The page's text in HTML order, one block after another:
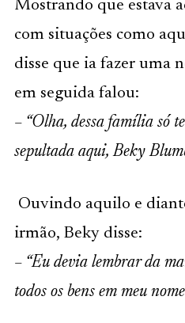
Mostrando que estava
com situações como
disse que ia fazer uma
em seguida falou:
– “Olha, dessa família só
sepultada aqui, Beky
Ouvindo aquilo e
irmão, Beky disse:
– “Eu devia lembrar da
todos os bens em meu